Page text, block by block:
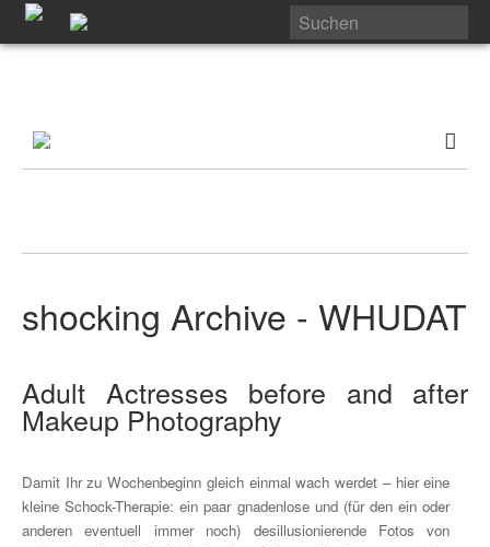
shocking Archive - WHUDAT
Adult Actresses before and after
Makeup Photography
Damit Ihr zu Wochenbeginn gleich einmal wach werdet – hier eine
kleine Schock-Therapie: ein paar gnadenlose und (für den ein oder
anderen eventuell immer noch) desillusionierende Fotos von